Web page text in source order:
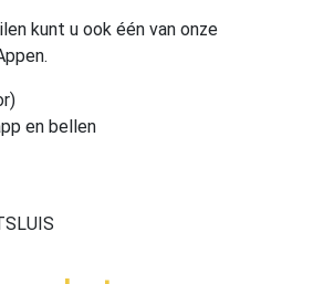
kunt u ook één van onze
en bellen